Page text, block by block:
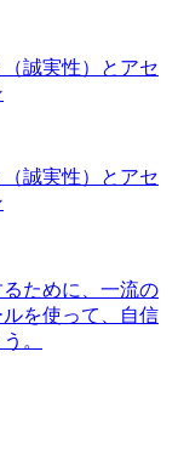
誠実性）とアセ
誠実性）とアセ
ために、一流の
を使って、自信
。